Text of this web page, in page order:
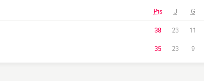
Pts J G
38 23 11
35 23 9